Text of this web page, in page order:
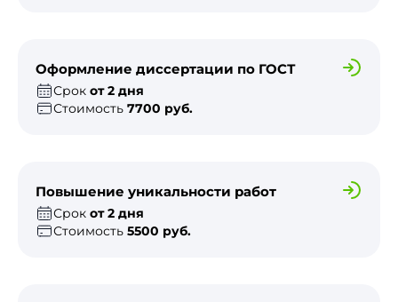
Оформление диссертации по ГОСТ
Срок от 2 дня
Стоимость 7700 руб.
Повышение уникальности работ
Срок от 2 дня
Стоимость 5500 руб.